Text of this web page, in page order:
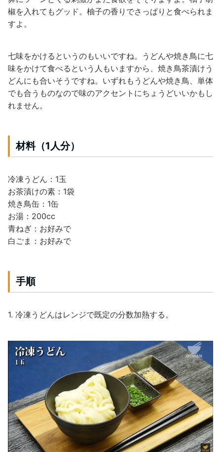
椒を入れてもグッド。柚子の香りでさっぱりと食べられま
すよ。
七味をかけるというのもいいですね。
うどんや焼き鳥に七
味をかけて食べるという人もいますから、焼き鳥茶漬けう
どんにも合いそうですね。 いずれもうどんや焼き鳥、単体
でも合うものなので味のアクセントにちょうどいいかもし
れません。
材料（1人分）
冷凍うどん：1玉
お茶漬けの素：1袋
焼き鳥缶：1缶
お湯：200cc
青ねぎ：お好みで
白ごま：お好みで
手順
1. 冷凍うどんはレンジで既定の分数加熱する。